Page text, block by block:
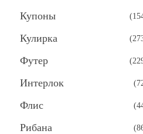
Купоны (
Кулирка (
Футер (
Интерлок (
Флис (
Рибана (